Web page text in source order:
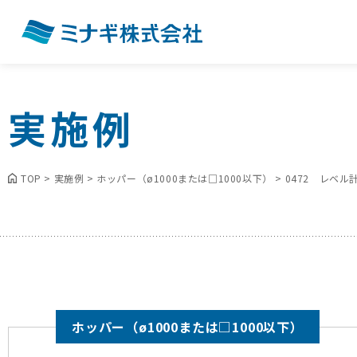
実施例
TOP > 実施例 > ホッパー（ø1000または□1000以下） > 0472 レベル
ホッパー（ø1000または□1000以下）